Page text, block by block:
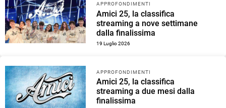
APPROFONDIMENTI
Amici 25, la classifica
streaming a nove settimane
dalla finalissima
19 Luglio 2026
APPROFONDIMENTI
Amici 25, la classifica
streaming a due mesi dalla
finalissima